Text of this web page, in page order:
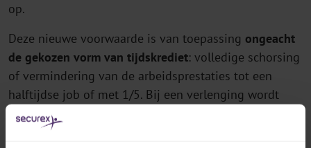
op.
Deze nieuwe voorwaarde is van toepassing ongeacht
de gekozen vorm van tijdskrediet: volledige schorsing
of vermindering van de arbeidsprestaties tot een
halftijdse job of met 1/5. Bij een verlenging wordt
deze voorwaarde daarentegen beoordeeld op basis
van de tewerkstelling in het jaar voorafgaand aan de